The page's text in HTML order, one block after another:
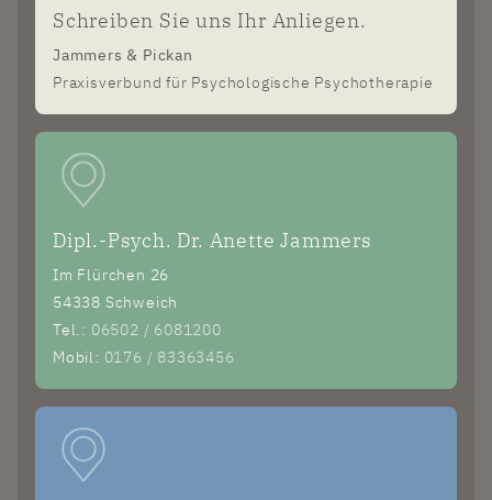
Schreiben Sie uns Ihr Anliegen.
Jammers & Pickan
Praxisverbund für Psychologische Psychotherapie
Dipl.-Psych. Dr. Anette Jammers
Im Flürchen 26
54338 Schweich
Tel.: 06502 / 6081200
Mobil: 0176 / 83363456